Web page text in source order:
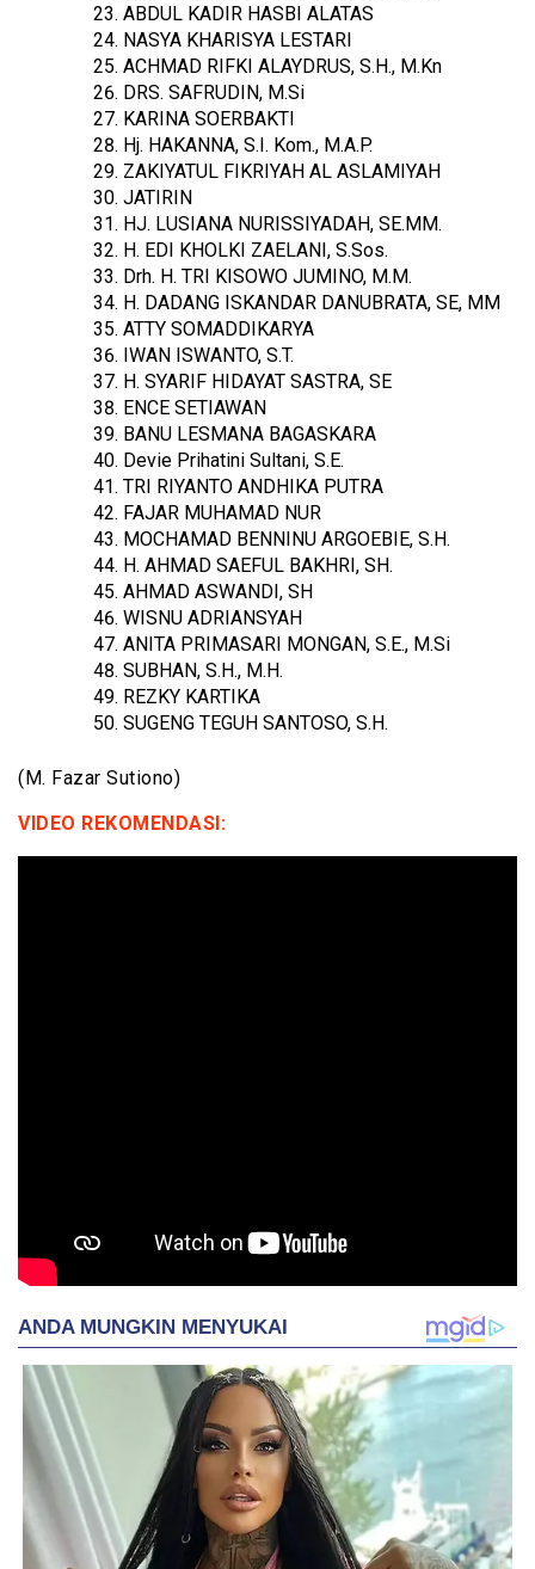
ABDUL KADIR HASBI ALATAS
NASYA KHARISYA LESTARI
ACHMAD RIFKI ALAYDRUS, S.H., M.Kn
DRS. SAFRUDIN, M.Si
KARINA SOERBAKTI
Hj. HAKANNA, S.I. Kom., M.A.P.
ZAKIYATUL FIKRIYAH AL ASLAMIYAH
JATIRIN
HJ. LUSIANA NURISSIYADAH, SE.MM.
H. EDI KHOLKI ZAELANI, S.Sos.
Drh. H. TRI KISOWO JUMINO, M.M.
H. DADANG ISKANDAR DANUBRATA, SE, MM
ATTY SOMADDIKARYA
IWAN ISWANTO, S.T.
H. SYARIF HIDAYAT SASTRA, SE
ENCE SETIAWAN
BANU LESMANA BAGASKARA
Devie Prihatini Sultani, S.E.
TRI RIYANTO ANDHIKA PUTRA
FAJAR MUHAMAD NUR
MOCHAMAD BENNINU ARGOEBIE, S.H.
H. AHMAD SAEFUL BAKHRI, SH.
AHMAD ASWANDI, SH
WISNU ADRIANSYAH
ANITA PRIMASARI MONGAN, S.E., M.Si
SUBHAN, S.H., M.H.
REZKY KARTIKA
SUGENG TEGUH SANTOSO, S.H.
(M. Fazar Sutiono)
VIDEO REKOMENDASI: